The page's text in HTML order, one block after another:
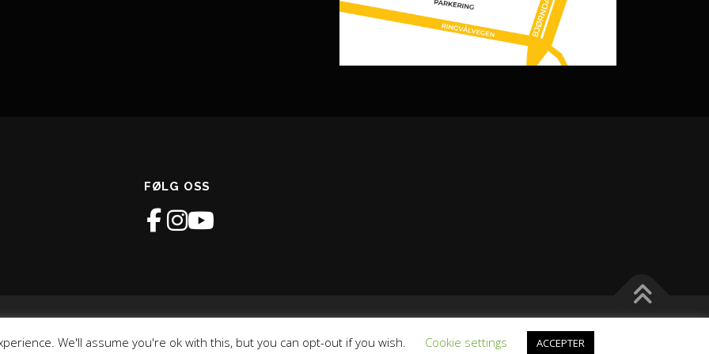
FØLG OSS
We'll assume you're ok with this, but you can opt-out if you wish. Cookie settings ACCEPTER